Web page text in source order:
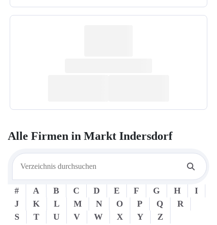
Alle Firmen in Markt Indersdorf
# A B C D E F G H
I
J
K L M N O P Q
R
S
T U V W X Y Z